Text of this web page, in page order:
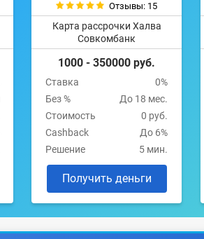
Отзывы: 15
Карта рассрочки Халва
Совкомбанк
1000 - 350000 руб.
Ставка
0%
Без %
До 18 мес.
Стоимость
0 руб.
Cashback
До 6%
Решение
5 мин.
Получить деньги